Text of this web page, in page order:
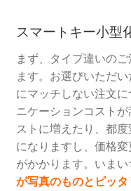
スマートキー小型
まず、タイプ違いの
ます。お選びいただ
にマッチしない注文
ニケーションコスト
ストに増えたり、都
になりますし、価格
がかかります。いまい
が写真のものとピッ